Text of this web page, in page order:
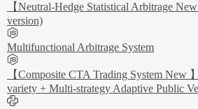
【Neutral-Hedge Statistical Arbitrage
version)
Multifunctional Arbitrage System
【Composite CTA Trading System New
variety + Multi-strategy Adaptive Public